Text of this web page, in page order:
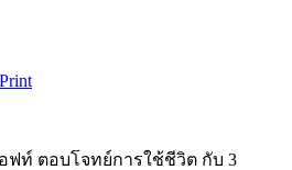
Print
ฟท์ ตอบโจทย์การใช้ชีวิต กับ 3